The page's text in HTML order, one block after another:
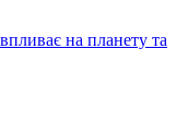
на планету та